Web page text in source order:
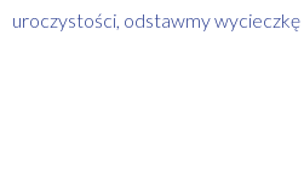
uroczystości, odstawmy